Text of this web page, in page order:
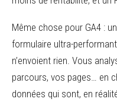
Même chose pour GA4 :
formulaire ultra-
n’envoient rien. Vous
parcours, vos pages… en
données qui sont, en